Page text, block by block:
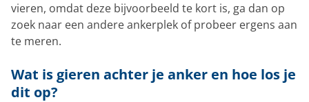
vieren, omdat deze bijvoorbeeld te kort is, ga dan op
zoek naar een andere ankerplek of probeer ergens aan
te meren.
Wat is gieren achter je anker en hoe los je
dit op?